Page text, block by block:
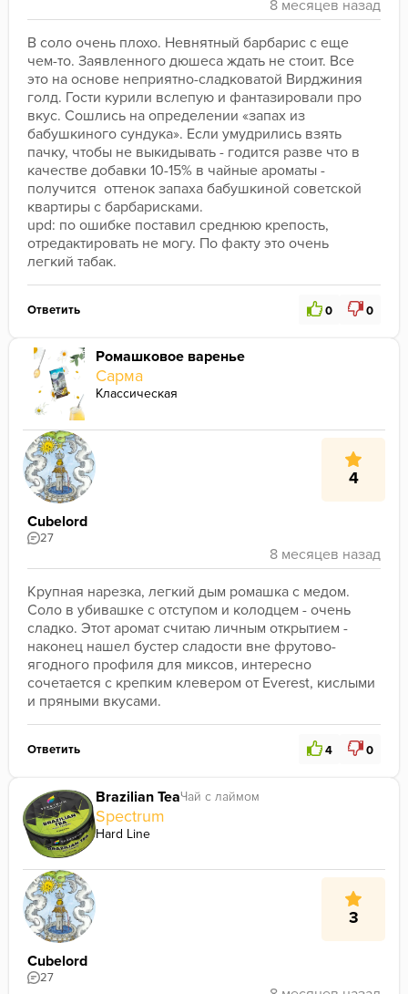
В соло очень плохо. Невнятный барбарис с еще
чем-то. Заявленного дюшеса ждать не стоит. Все
это на основе неприятно-сладковатой Вирджиния
голд. Гости курили вслепую и фантазировали про
вкус. Сошлись на определении «запах из
бабушкиного сундука». Если умудрились взять
пачку, чтобы не выкидывать - годится разве что в
качестве добавки 10-15% в чайные ароматы -
получится  оттенок запаха бабушкиной советской
квартиры с барбарисками.
upd: по ошибке поставил среднюю крепость,
отредактировать не могу. По факту это очень
легкий табак.
Ответить 0 0
Ромашковое варенье
Сарма
Классическая
4
Cubelord
27
Крупная нарезка, легкий дым ромашка с медом.
Соло в убивашке с отступом и колодцем - очень
сладко. Этот аромат считаю личным открытием -
наконец нашел бустер сладости вне фрутово-
ягодного профиля для миксов, интересно
сочетается с крепким клевером от Everest, кислыми
и пряными вкусами.
Ответить 4 0
Brazilian TeaЧай с лаймом
Spectrum
Hard Line
3
Cubelord
27